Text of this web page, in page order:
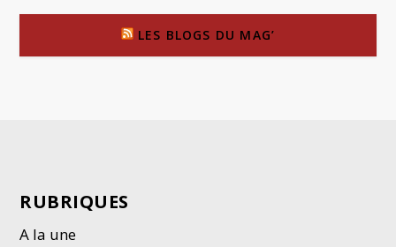
LES BLOGS DU MAG’
RUBRIQUES
A la une